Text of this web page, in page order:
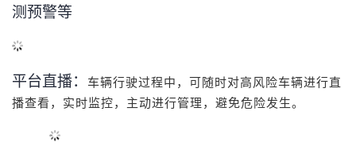
测预警等
平台直播：
车辆行驶过程中，可随时对高风险车辆进行直
播查看，实时监控，主动进行管理，避免危险发生。